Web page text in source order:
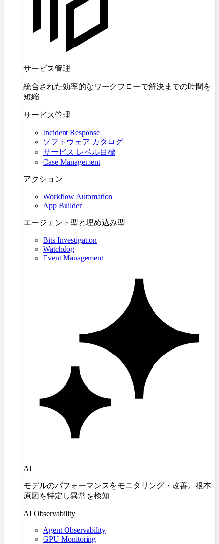
サービス管理
統合された効率的なワークフローで解決までの時間を
短縮
サービス管理
Incident Response
ソフトウェア カタログ
サービス レベル目標
Case Management
アクション
Workflow Automation
App Builder
エージェント型と埋め込み型
Bits Investigation
Watchdog
Event Management
AI
モデルのパフォーマンスをモニタリング・改善。根本
原因を特定し異常を検知
AI Observability
Agent Observability
GPU Monitoring